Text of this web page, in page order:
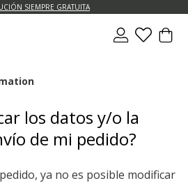
SIEMPRE GRATUITA
los datos y/o la
de mi pedido?
ya no es posible modificar